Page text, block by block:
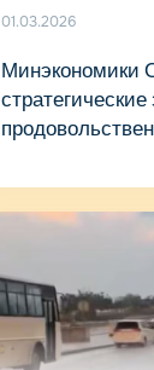
01.03.2026
Минэкономики
достаточны и